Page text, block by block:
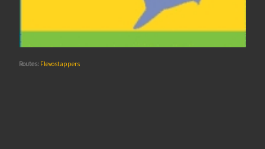
Routes: Flevostappers